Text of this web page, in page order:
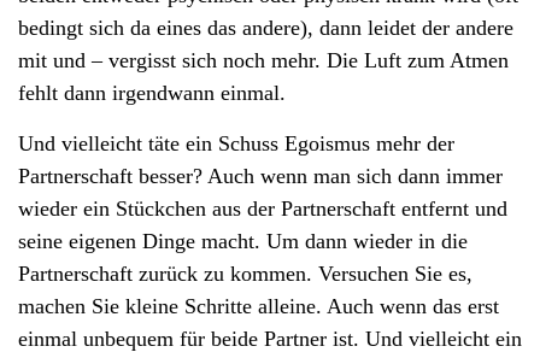
bedingt sich da eines das andere), dann leidet der andere
mit und – vergisst sich noch mehr. Die Luft zum Atmen
fehlt dann irgendwann einmal.
Und vielleicht täte ein Schuss Egoismus mehr der
Partnerschaft besser? Auch wenn man sich dann immer
wieder ein Stückchen aus der Partnerschaft entfernt und
seine eigenen Dinge macht. Um dann wieder in die
Partnerschaft zurück zu kommen. Versuchen Sie es,
machen Sie kleine Schritte alleine. Auch wenn das erst
einmal unbequem für beide Partner ist. Und vielleicht ein